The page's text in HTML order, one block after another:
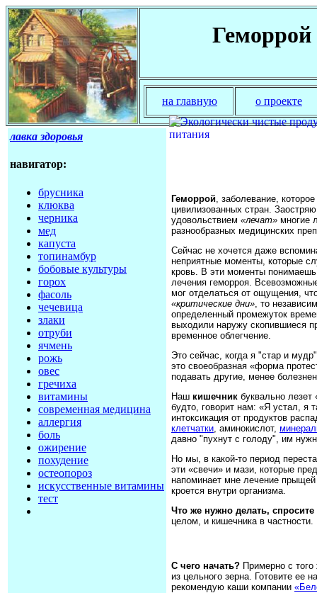
на главную о проекте
лавка здоровья
навигатор:
брусника
клюква
черника
мед
капуста
топинамбур
бобовые культуры
горох
фасоль
чечевица
злаки
отруби
ячмень
рожь
овес
гречиха
витамины
современная медицина
аллергия
боль
ожирение
похудение
остеопороз
искусственные витамины
тест
Геморрой, заболевание,
цивилизованных стран.
удовольствием «лечат» многие
разнообразных медицинских
Сейчас не хочется даже
неприятные моменты, которые
кровь. В эти моменты
лечения геморроя.
мог отделаться от ощущения,
«критические дни», то
определенный промежуток
выходили наружу скопившиеся
временное облегчение.
Это сейчас, когда я "стар и
это своеобразная «форма
подавать другие, менее
Наш кишечник буквально
будто, говорит нам: «Я устал, я
интоксикация от продуктов
клетчатки, аминокислот,
давно "пухнут с голоду", им
Но мы, в какой-то период
эти «свечи» и мази, которые
напоминает мне лечение
кроется внутри организма.
Что же нужно делать,
целом, и кишечника в частности.
С чего начать? Примерно с
из цельного зерна. Готовите ее
рекомендую каши компании